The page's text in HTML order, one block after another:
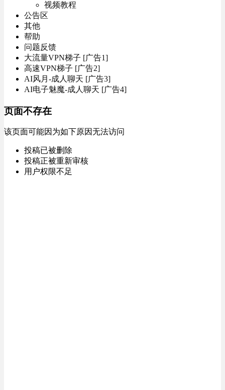
视频教程
公告区
其他
帮助
问题反馈
大流量VPN梯子 [广告1]
高速VPN梯子 [广告2]
AI风月-成人聊天 [广告3]
AI电子魅魔-成人聊天 [广告4]
页面不存在
该页面可能因为如下原因无法访问
投稿已被删除
投稿正被重新审核
用户权限不足